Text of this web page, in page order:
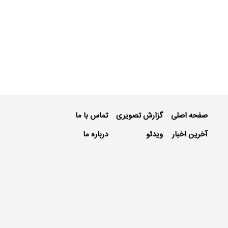
صفحه اصلی
آخرین اخبار
گزارش تصویری
ویدئو
تماس با ما
درباره ما